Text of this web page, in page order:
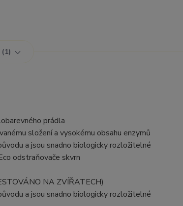
1
prádla
složení a vysokému obsahu enzymů
a jsou snadno biologicky rozložitelné
odstraňovače skvrn
NA ZVÍŘATECH)
a jsou snadno biologicky rozložitelné